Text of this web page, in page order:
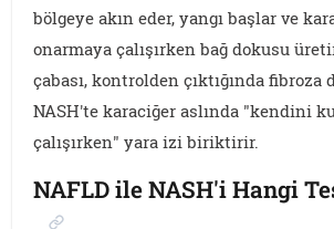
bölgeye akın eder, yangı başlar ve
onarmaya çalışırken bağ dokusu
çabası, kontrolden çıktığında fibroza
NASH'te karaciğer aslında "kendini
çalışırken" yara izi biriktirir.
NAFLD ile NASH'i Hangi